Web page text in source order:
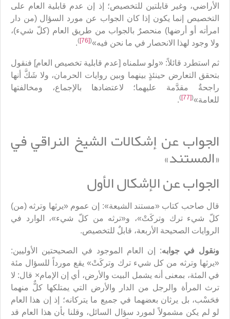
الأراضي، وغير قابلتين للتخصيص؛ إذ إن عدم قابلية العام على
التخصيص إنما يكون إذا كان الجواب عن مورد السؤال (من دار
امرأته أو أرضها) منحصرٌ بالجواب من طريق العام (كلّ شيء)،
ولا وجود لهذا الانحصار في ما نحن فيه»(
[76]
)
.
ثم استطرد قائلاً: «ولو سلمناه [عدم قابلية تخصيص العام] فنقول
بتحقق التعارض حينئذٍ بينهما وبين روايات الحرمان، ولا شَكَّ أنها
راجحةٌ مقدَّمة عليهما؛ لاعتضادها بالإجماع، ومخالفتها
للعامة»(
[77]
)
.
الجواب عن إشكالات الشيخ النراقي في
«المستند»
الجواب عن الإشكال الأول
قال صاحب كتاب «مستند الشيعة»: إن عموم «يرثها وترثه (من)
كلّ شيء ترك وتركَتْ»، و«ترثه من كلّ شيء»، الوارد في
الروايات الصحيحة الأربعة، قابلٌ للتخصيص.
ونقول في جوابه: إن العام الموجود في الصحيحتين الأوليين:
«يرثها وترثه من كل شيء ترك وتركَتْ» يقع مورداً للسؤال مئة
في المئة، بمعنى أنه يشمل البيت والأرض، أي إن الإمام× قال: لا
ترث المرأة والرجل من الدار والأرض التي يمتلكها كلٌّ منهما
فحَسْب، بل يرثان بعضهما في جميع ما يتركانه؛ إذ إن هذا العام
لو لم يكن مشمولاً لمورد سؤال السائل، وقلنا بأن هذا العام قد